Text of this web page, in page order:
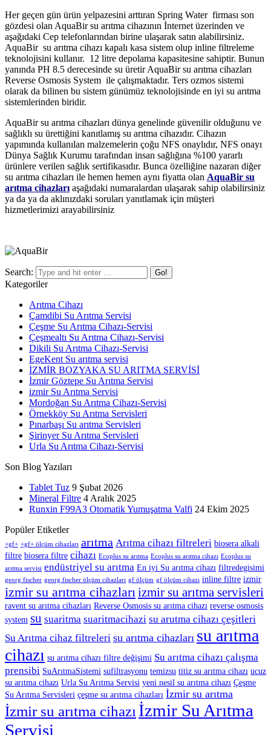
Her geçen gün ürün yelpazesini arttıran Spring Water firması son
gözdesi olan AquaBir su arıtma cihazının İnternet üzerinden ve
aşağıdaki Cep telefonlarından birine ulaşarak satın alabilirsiniz.
AquaBir su arıtma cihazı kapalı kasa sistem olup inline filtreleme
teknolojisini kullanır. 12 litre depolama kapasitesine sahiptir. Bunun
yanında PH 8.5 derecesinde su üretir AquaBir su arıtma cihazları
Reverse Osmosis System ile çalışmaktadır. Ters ozmos sistemi
olarak da bilinen bu sistem günümüz teknolojisinde en iyi su arıtma
sistemlerinden biridir.
AquaBir su arıtma cihazları dünya genelinde güvenilir olduğunu ve
sağlıklı su ürettiğini kanıtlamış su arıtma cihazıdır. Cihazın
yapımında kullanılan malzemelerin çoğu NFS onaylıdır, NFS onayı
Dünya Sağlık Kurumu tarafından insan sağlığına %100 yararlı
ürünlere verilen sağlık sertifikasıdır. Bunca özelliğine nazaran diğer
su arıtma cihazları ile hemen hemen aynı fiyatta olan AquaBir su
arıtma cihazları aşağıdaki numaralardan ulaşarak sahip olabilirsiniz
ya da ya da aklınızdaki soruları yanıtlamak için müşteri
hizmetlerimizi arayabilirsiniz
Search:
Kategoriler
Arıtma Cihazı
Çamdibi Su Arıtma Servisi
Çeşme Su Arıtma Cihazı-Servisi
Çeşmealtı Su Arıtma Cihazı-Servisi
Dikili Su Arıtma Cihazı-Servisi
EgeKent Su arıtma servisi
İZMİR BOZYAKA SU ARITMA SERVİSİ
İzmir Göztepe Su Arıtma Servisi
izmir Su Arıtma Servisi
Mordoğan Su Arıtma Cihazı-Servisi
Örnekköy Su Arıtma Servisleri
Pınarbaşı Su arıtma Servisleri
Şirinyer Su Arıtma Servisleri
Urla Su Arıtma Cihazı-Servisi
Son Blog Yazıları
Tablet Tuz 9 Şubat 2026
Mineral Filtre 4 Aralık 2025
Runxin F99A3 Otomatik Yumuşatma Valfi 24 Ekim 2025
Popüler Etiketler
+gf+ +gf+ ölçüm cihazları arıtma Arıtma cihazı filtreleri biosera alkali
filtre biosera filtre cihazı Ecoplus su arıtma Ecoplus su arıtma cihazı Ecoplus su
arıtma servisi endüstriyel su arıtma En iyi Su arıtma cihazı filtredegisimi
georg fischer georg fischer ölçüm cihazları gf ölçüm gf ölçüm cihazı inline filtre izmir
izmir su arıtma cihazları izmir su arıtma servisleri
ravent su arıtma cihazları Reverse Osmosis su arıtma cihazı reverse osmosis
system su suaritma suaritmacihazi su arutma cihazı çeşitleri
Su Arıtma cihaz filtreleri su arıtma cihazları su arıtma
cihazı su arıtma cihazı filtre değişimi Su arıtma cihazı çalışma
prensibi SuArıtmaSistemi sufiltrasyonu temizsu titiz su arıtma cihazı ucuz
su arıtma cihazı Urla Su Arıtma Servisi yeni nesil su arıtma cihazı Çeşme
Su Arıtma Servisleri çeşme su arıtma cihazları İzmir su arıtma
İzmir su arıtma cihazı İzmir Su Arıtma
Servisi